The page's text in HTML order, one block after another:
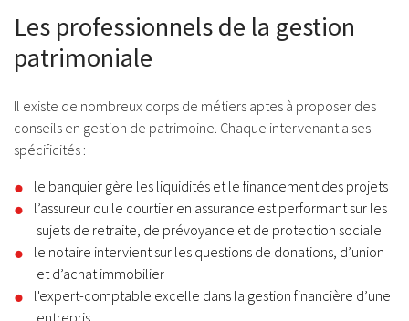
Les professionnels de la gestion
patrimoniale
Il existe de nombreux corps de métiers aptes à proposer des
conseils en gestion de patrimoine. Chaque intervenant a ses
spécificités :
le banquier gère les liquidités et le financement des projets
l’assureur ou le courtier en assurance est performant sur les
sujets de retraite, de prévoyance et de protection sociale
le notaire intervient sur les questions de donations, d’union
et d’achat immobilier
l'expert-comptable excelle dans la gestion financière d’une